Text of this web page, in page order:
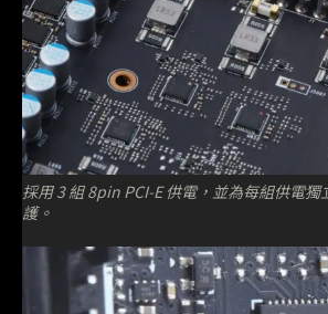
採用 3 組 8pin PCI-E 供電，並為每組供電獨
護。